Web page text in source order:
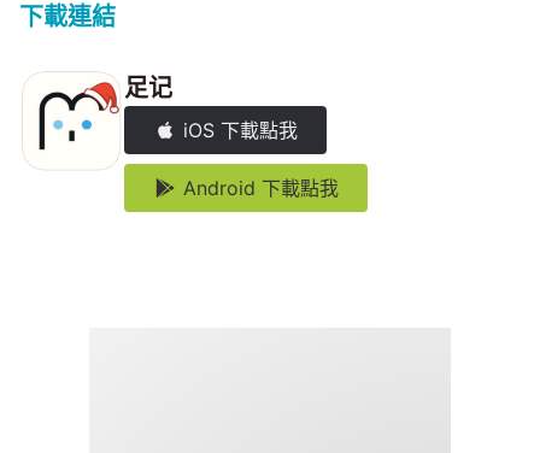
下載連結
足记
iOS 下載點我
Android 下載點我